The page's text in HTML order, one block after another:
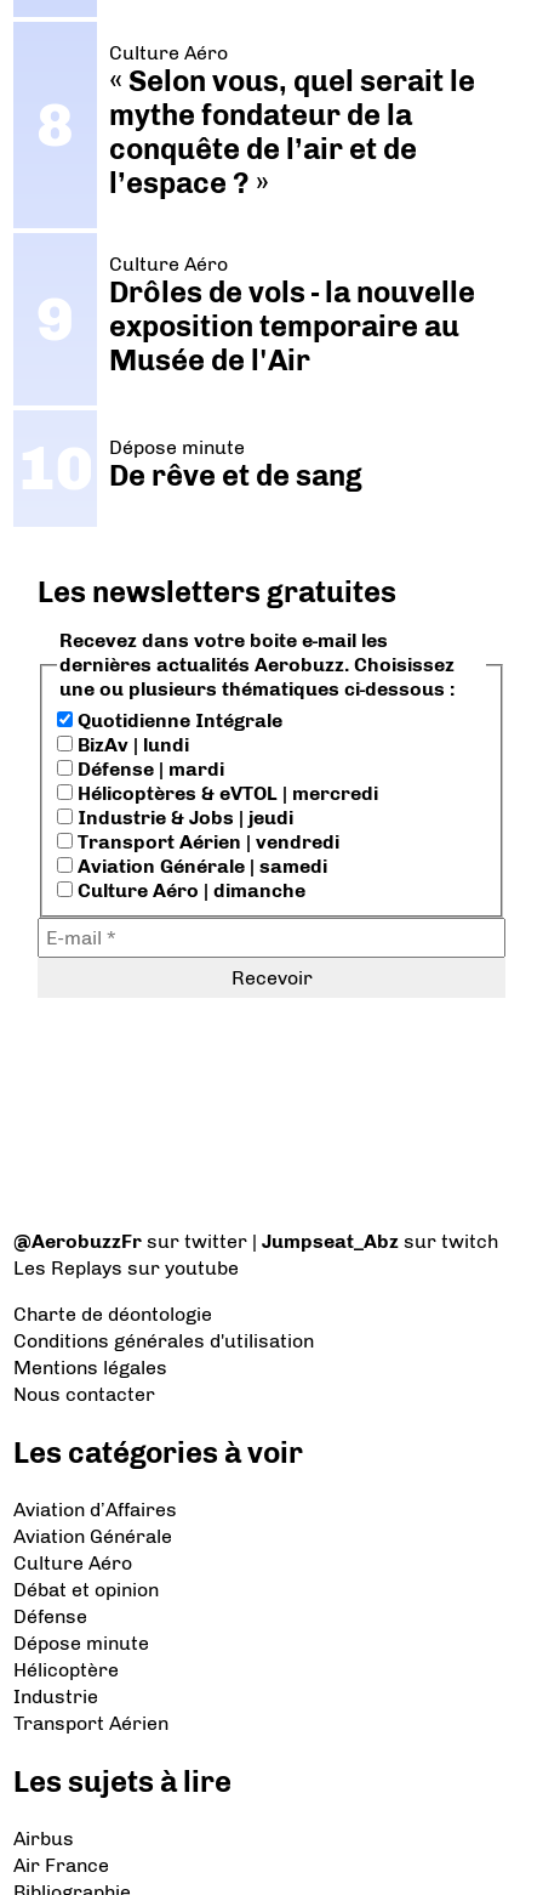
Culture Aéro
« Selon vous, quel serait le
mythe fondateur de la
conquête de l’air et de
l’espace ? »
Culture Aéro
Drôles de vols - la nouvelle
exposition temporaire au
Musée de l'Air
Dépose minute
De rêve et de sang
Les newsletters gratuites
Recevez dans votre boite e-mail les
dernières actualités Aerobuzz. Choisissez
une ou plusieurs thématiques ci-dessous :
Quotidienne Intégrale
BizAv | lundi
Défense | mardi
Hélicoptères & eVTOL | mercredi
Industrie & Jobs | jeudi
Transport Aérien | vendredi
Aviation Générale | samedi
Culture Aéro | dimanche
@AerobuzzFr sur twitter |Jumpseat_Abz sur twitch
Les Replays sur youtube
Charte de déontologie
Conditions générales d'utilisation
Mentions légales
Nous contacter
Les catégories à voir
Aviation d’Affaires
Aviation Générale
Culture Aéro
Débat et opinion
Défense
Dépose minute
Hélicoptère
Industrie
Transport Aérien
Les sujets à lire
Airbus
Air France